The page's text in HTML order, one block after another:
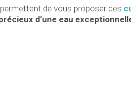
de vous proposer des
d’une eau exception